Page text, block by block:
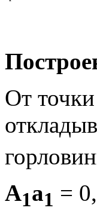
От точки
А1а1 =